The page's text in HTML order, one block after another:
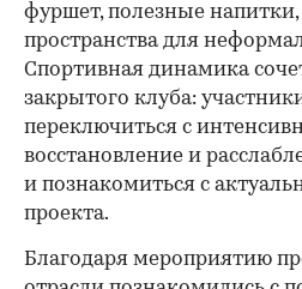
фуршет, полезные напитки,
пространства для
Спортивная динамика
закрытого клуба:
переключиться с
восстановление и
и познакомиться с
проекта.
Благодаря мероприятию